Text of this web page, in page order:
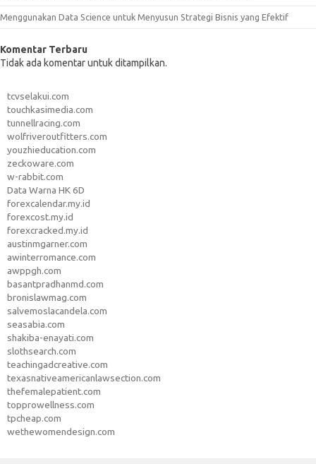
Menggunakan Data Science untuk Menyusun Strategi Bisnis yang Efektif
Komentar Terbaru
Tidak ada komentar untuk ditampilkan.
tcvselakui.com
touchkasimedia.com
tunnellracing.com
wolfriveroutfitters.com
youzhieducation.com
zeckoware.com
w-rabbit.com
Data Warna HK 6D
forexcalendar.my.id
forexcost.my.id
forexcracked.my.id
austinmgarner.com
awinterromance.com
awppgh.com
basantpradhanmd.com
bronislawmag.com
salvemoslacandela.com
seasabia.com
shakiba-enayati.com
slothsearch.com
teachingadcreative.com
texasnativeamericanlawsection.com
thefemalepatient.com
topprowellness.com
tpcheap.com
wethewomendesign.com